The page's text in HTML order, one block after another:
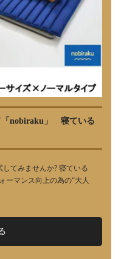
「nobiraku」 寝ている
てみませんか? 寝ている
ーマンス向上の為の“大人